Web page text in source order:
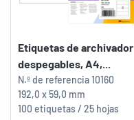
Etiquetas de archivador
despegables, A4,...
N.º de referencia10160
192,0 x 59,0 mm
100 etiquetas / 25 hojas